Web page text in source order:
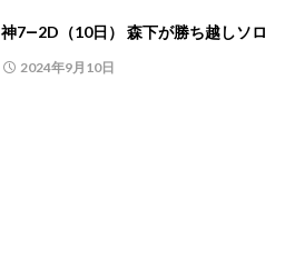
神7―2D（10日） 森下が勝ち越しソロ
2024年9月10日